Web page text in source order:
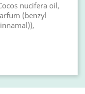
nucifera oil,
(benzyl